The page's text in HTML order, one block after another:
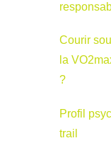
Courir
la
?
Profil
trail